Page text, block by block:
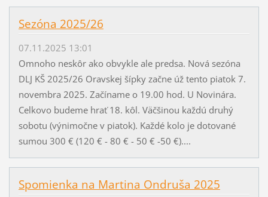
Sezóna 2025/26
07.11.2025 13:01
Omnoho neskôr ako obvykle ale predsa. Nová sezóna
DLJ KŠ 2025/26 Oravskej šípky začne úž tento piatok 7.
novembra 2025. Začíname o 19.00 hod. U Novinára.
Celkovo budeme hrať 18. kôl. Väčšinou každú druhý
sobotu (výnimočne v piatok). Každé kolo je dotované
sumou 300 € (120 € - 80 € - 50 € -50 €)....
Spomienka na Martina Ondruša 2025